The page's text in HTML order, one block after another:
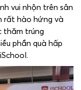
vui nhộn trên sân
rất hào hứng và
thăm trúng
phần quà hấp